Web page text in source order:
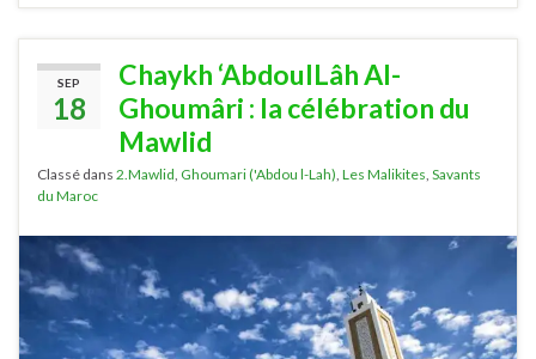
SEP
18
Chaykh ‘AbdoulLâh Al-
Ghoumâri : la célébration du
Mawlid
Classé dans 2.Mawlid, Ghoumari ('Abdou l-Lah), Les Malikites, Savants
du Maroc